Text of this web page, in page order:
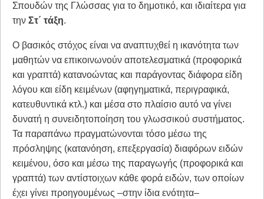
Σπουδών της Γλώσσας για το δημοτικό, και ιδιαίτερα για
την Στ΄ τάξη.
Ο βασικός στόχος είναι να αναπτυχθεί η ικανότητα των
μαθητών να επικοινωνούν αποτελεσματικά (προφορικά
και γραπτά) κατανοώντας και παράγοντας διάφορα είδη
λόγου και είδη κειμένων (αφηγηματικά, περιγραφικά,
κατευθυντικά κτλ.) και μέσα στο πλαίσιο αυτό να γίνει
δυνατή η συνειδητοποίηση του γλωσσικού συστήματος.
Τα παραπάνω πραγματώνονται τόσο μέσω της
πρόσληψης (κατανόηση, επεξεργασία) διαφόρων ειδών
κειμένου, όσο και μέσω της παραγωγής (προφορικά και
γραπτά) των αντίστοιχων κάθε φορά ειδών, των οποίων
έχει γίνει προηγουμένως –στην ίδια ενότητα–